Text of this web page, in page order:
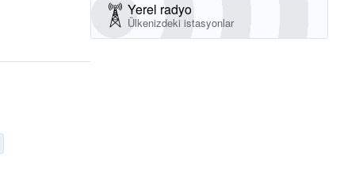
Yerel radyo
Ülkenizdeki istasyonlar